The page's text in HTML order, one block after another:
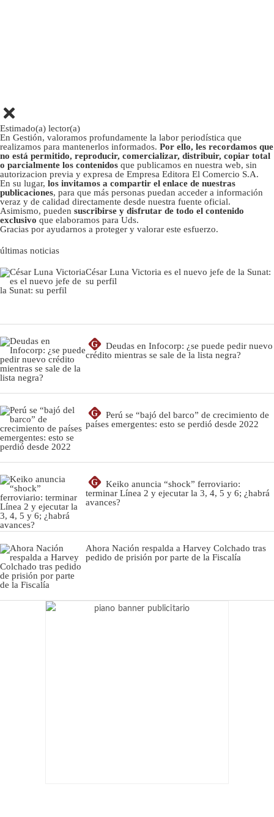
Estimado(a) lector(a)
En Gestión, valoramos profundamente la labor periodística que
realizamos para mantenerlos informados. Por ello, les recordamos que
no está permitido, reproducir, comercializar, distribuir, copiar total
o parcialmente los contenidos que publicamos en nuestra web, sin
autorizacion previa y expresa de Empresa Editora El Comercio S.A.
En su lugar, los invitamos a compartir el enlace de nuestras
publicaciones, para que más personas puedan acceder a información
veraz y de calidad directamente desde nuestra fuente oficial.
Asimismo, pueden suscribirse y disfrutar de todo el contenido
exclusivo que elaboramos para Uds.
Gracias por ayudarnos a proteger y valorar este esfuerzo.
últimas noticias
César Luna Victoria es el nuevo jefe de la Sunat:
su perfil
G
Deudas en Infocorp: ¿se puede pedir nuevo
crédito mientras se sale de la lista negra?
G
Perú se “bajó del barco” de crecimiento de
países emergentes: esto se perdió desde 2022
G
Keiko anuncia “shock” ferroviario:
terminar Línea 2 y ejecutar la 3, 4, 5 y 6; ¿habrá
avances?
Ahora Nación respalda a Harvey Colchado tras
pedido de prisión por parte de la Fiscalía